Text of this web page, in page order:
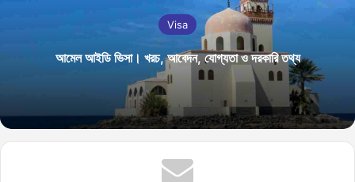
Visa
আমেল আইডি ভিসা। খরচ, আবেদন, যোগ্যতা ও দরকারি তথ্য